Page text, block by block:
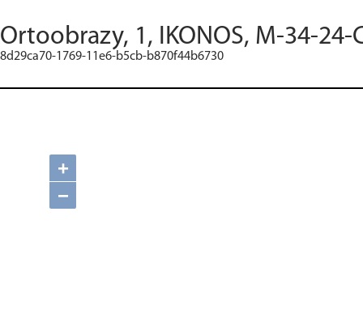
Ortoobrazy, 1, IKONOS, M-34-24-
8d29ca70-1769-11e6-b5cb-b870f44b6730
+
−